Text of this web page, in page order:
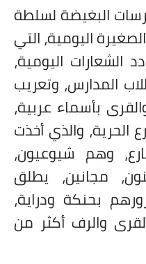
البغيضة لسلطة
اليومية، التي
الشعارات اليومية،
المدارس، وتعريب
بأسماء عربية،
والذي أخذت
وهم شيوعيون،
مجانين، يطلق
بحنكة ودراية،
والرف أكثر من